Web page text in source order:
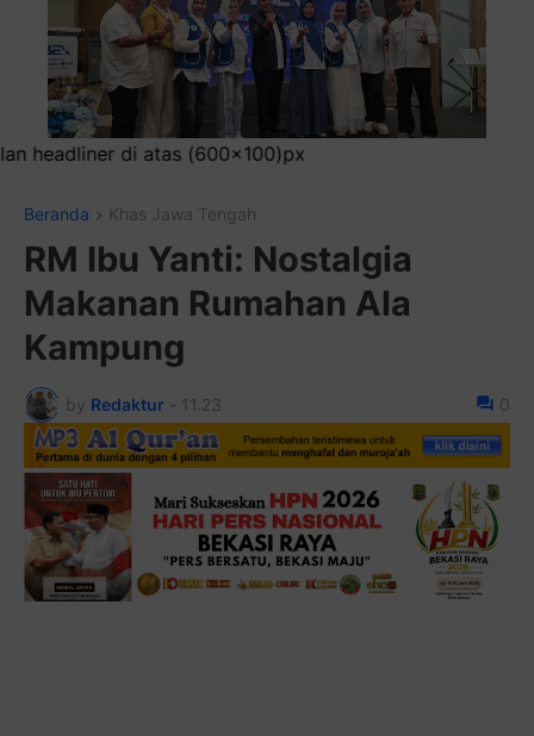
Beranda Khas Jawa Tengah
RM Ibu Yanti: Nostalgia
Makanan Rumahan Ala
Kampung
by Redaktur - 11.23 0